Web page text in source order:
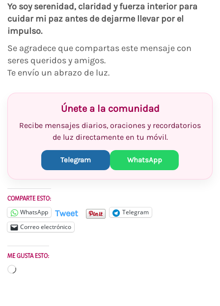
Yo soy serenidad, claridad y fuerza interior para
cuidar mi paz antes de dejarme llevar por el
impulso.
Se agradece que compartas este mensaje con
seres queridos y amigos.
Te envío un abrazo de luz.
Únete a la comunidad
Recibe mensajes diarios, oraciones y recordatorios
de luz directamente en tu móvil.
Telegram WhatsApp
COMPARTE ESTO:
WhatsApp Tweet
Telegram
Correo electrónico
ME GUSTA ESTO:
Cargando...